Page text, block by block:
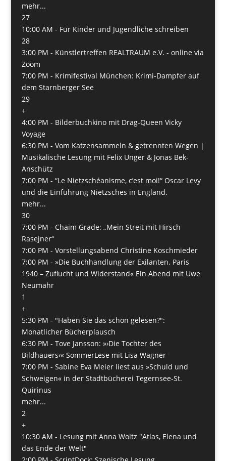
mehr...
27
10:00 AM - Für Kinder und Jugendliche schreiben
28
3:00 PM - Künstlertreffen REALTRAUM e.V. - online via
Zoom
7:00 PM - Krimifestival München: Krimi-Dampfer auf
dem Starnberger See
29
+
4:00 PM - Bilderbuchkino mit Drag-Queen Vicky
Voyage
6:30 PM - Vom Katzensammeln & getrennten Wegen |
Musikalische Lesung mit Felix Unger & Jonas Bek-
Anschütz
7:00 PM - “Le Nietzschéanisme, c’est moi!“ Oscar Levy
und die Einführung Nietzsches in England.
mehr...
30
7:00 PM - Chaim Grade: „Mein Streit mit Hirsch
Rasejner“
7:00 PM - Vorstellungsabend Christine Koschmieder
7:00 PM - »Die Buchhandlung der Exilanten. Paris
1940 – Zuflucht und Widerstand« Ein Abend mit Uwe
Neumahr
1
+
5:30 PM - "Haben Sie das schon gelesen?":
Monatlicher Bücherplausch
6:30 PM - Tove Jansson: »›Die Tochter des
Bildhauers‹« SommerLese mit Lisa Wagner
7:00 PM - Sabine Eva Meier liest aus »Schuld und
Schweigen« in der Stadtbücherei Tegernsee-St.
Quirinus
mehr...
2
+
10:30 AM - Lesung mit Anna Woltz "Atlas, Elena und
das Ende der Welt"